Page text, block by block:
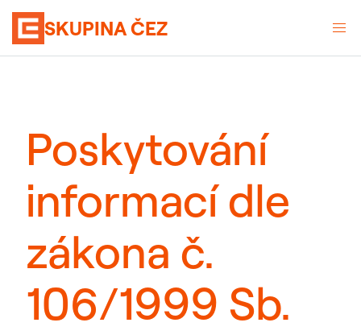
SKUPINA ČEZ
Poskytování
informací dle
zákona č.
106/1999 Sb.